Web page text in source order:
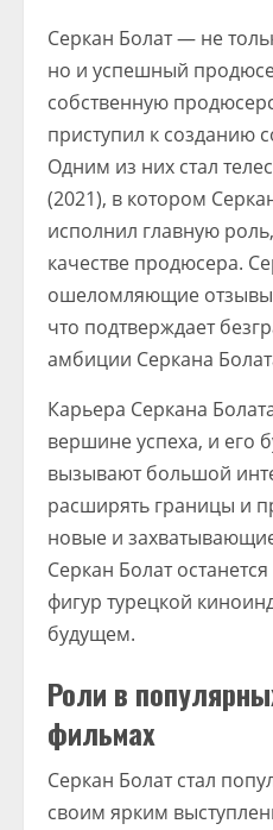
Серкан Болат — не
но и успешный
собственную
приступил к созданию
Одним из них стал
(2021), в котором
исполнил главную
качестве продюсера.
ошеломляющие отзывы
что подтверждает
амбиции Серкана
Карьера Серкана
вершине успеха, и его
вызывают большой
расширять границы и
новые и
Серкан Болат
фигур турецкой
будущем.
Роли в
фильмах
Серкан Болат стал
своим ярким